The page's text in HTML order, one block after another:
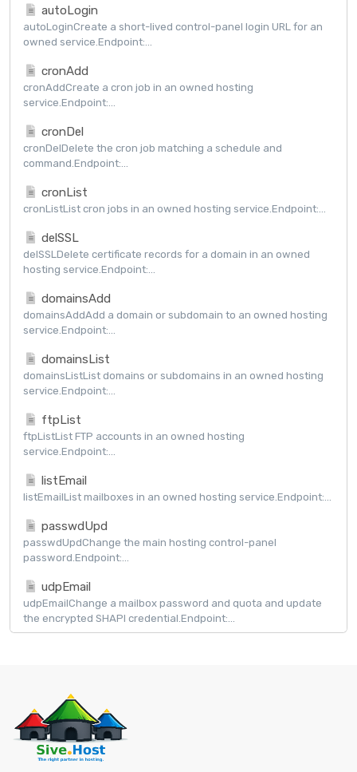
autoLogin
autoLoginCreate a short-lived control-panel login URL for an
owned service.Endpoint:...
cronAdd
cronAddCreate a cron job in an owned hosting
service.Endpoint:...
cronDel
cronDelDelete the cron job matching a schedule and
command.Endpoint:...
cronList
cronListList cron jobs in an owned hosting service.Endpoint:...
delSSL
delSSLDelete certificate records for a domain in an owned
hosting service.Endpoint:...
domainsAdd
domainsAddAdd a domain or subdomain to an owned hosting
service.Endpoint:...
domainsList
domainsListList domains or subdomains in an owned hosting
service.Endpoint:...
ftpList
ftpListList FTP accounts in an owned hosting
service.Endpoint:...
listEmail
listEmailList mailboxes in an owned hosting service.Endpoint:...
passwdUpd
passwdUpdChange the main hosting control-panel
password.Endpoint:...
udpEmail
udpEmailChange a mailbox password and quota and update
the encrypted SHAPI credential.Endpoint:...